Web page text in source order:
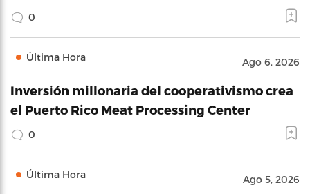
0
Última Hora Ago 6, 2026
Inversión millonaria del cooperativismo crea
el Puerto Rico Meat Processing Center
0
Última Hora Ago 5, 2026